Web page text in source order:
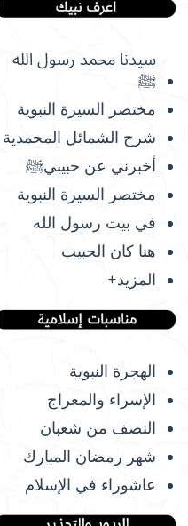
سيدنا محمد رسول الله
ﷺ
مختصر السيرة النبوية
شرح الشمائل المحمدية
أخبرني عن حبيبيﷺ
مختصر السيرة النبوية
في بيت رسول الله
هنا كان الحبيب
المزيد+
الهجرة النبوية
الإسراء والمعراج
النصف من شعبان
شهر رمضان المبارك
عاشوراء في الإسلام